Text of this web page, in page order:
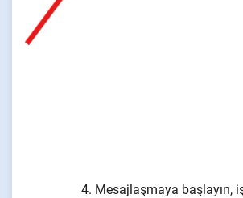
Mesajlaşmaya başlayın,